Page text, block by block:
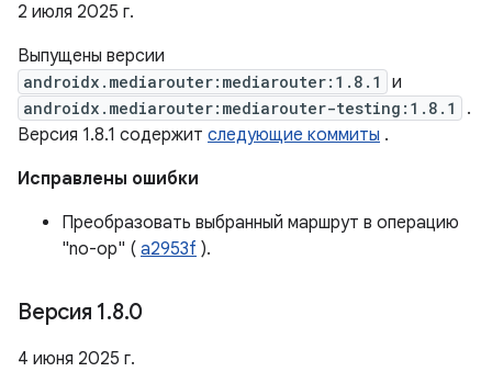
2 июля 2025 г.
Выпущены версии
androidx.mediarouter:mediarouter:1.8.1 и
androidx.mediarouter:mediarouter-testing:1.8.1
.
Версия 1.8.1 содержит следующие коммиты .
Исправлены ошибки
Преобразовать выбранный маршрут в операцию
"no-op" ( a2953f ).
Версия 1.8.0
4 июня 2025 г.